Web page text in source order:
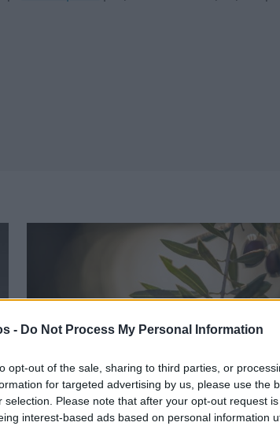
- Do Not Process My Personal Information
opt-out of the sale, sharing to third parties, or
for targeted advertising by us, please use the
selection. Please note that after your opt-out request
interest-based ads based on personal information